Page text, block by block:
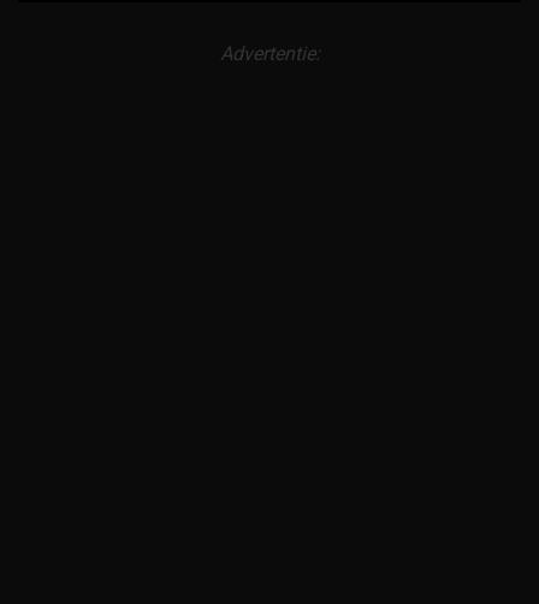
Advertentie: